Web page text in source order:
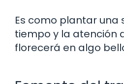
Es como plantar una
tiempo y la atención
florecerá en algo